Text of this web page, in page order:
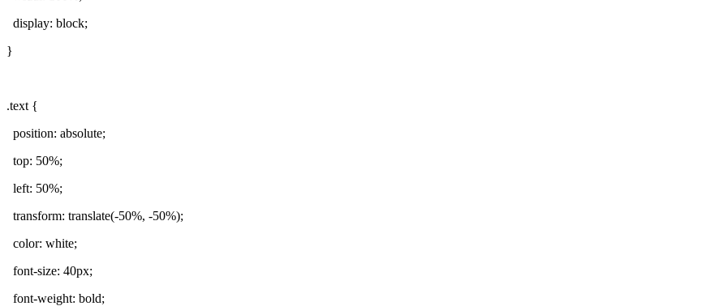
display: block;
}
.text {
position: absolute;
top: 50%;
left: 50%;
transform: translate(-50%, -50%);
color: white;
font-size: 40px;
font-weight: bold;